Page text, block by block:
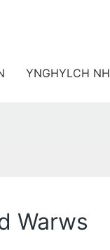
YNGHYLCH NH
Warws